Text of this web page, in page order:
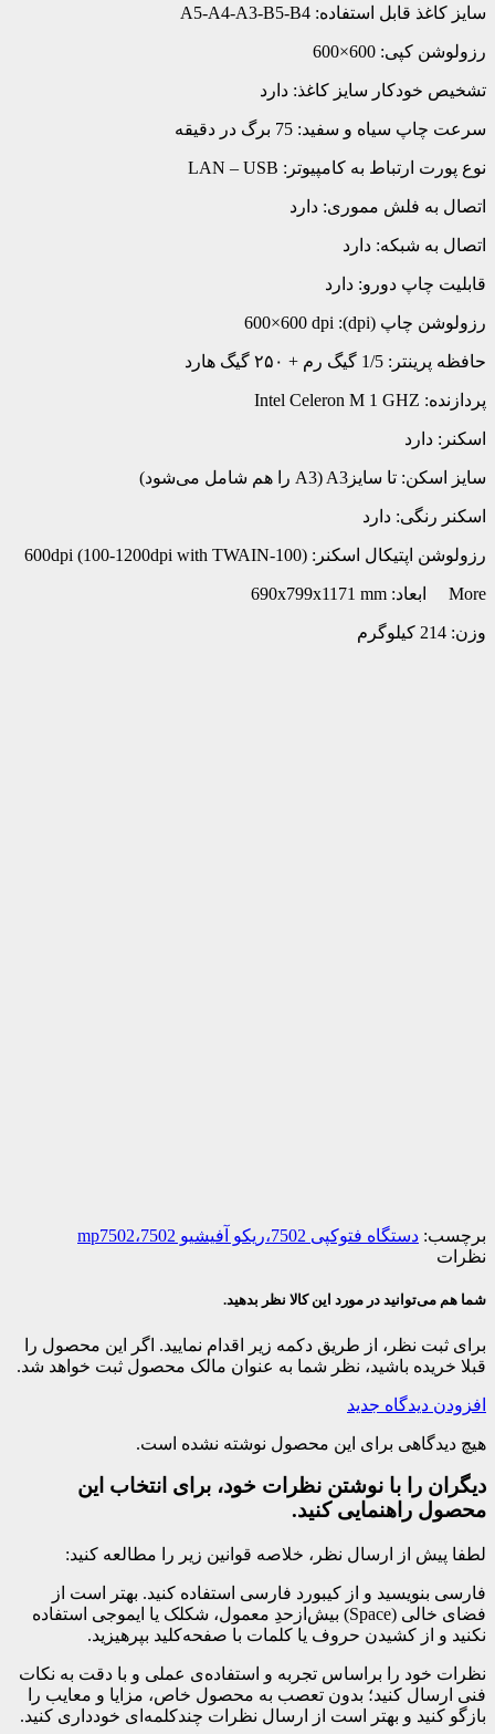
سایز کاغذ قابل استفاده: A5-A4-A3-B5-B4
رزولوشن کپی: 600×600
تشخیص خودکار سایز کاغذ: دارد
سرعت چاپ سیاه و سفید: 75 برگ در دقیقه
نوع پورت ارتباط به کامپیوتر: LAN – USB
اتصال به فلش مموری: دارد
اتصال به شبکه: دارد
قابلیت چاپ دورو: دارد
رزولوشن چاپ (dpi): 600×600 dpi
حافظه پرینتر: 1/5 گیگ رم + ۲۵۰ گیگ هارد
پردازنده: Intel Celeron M 1 GHZ
اسکنر: دارد
سایز اسکن: تا سایزA3) A3 را‌ هم‌ شامل می‌شود)
اسکنر رنگی: دارد
رزولوشن اپتیکال اسکنر: (100-600dpi (100-1200dpi with TWAIN
More ابعاد: 690x799x1171 mm
وزن: 214 کیلوگرم
برچسب: دستگاه فتوکپی 7502،ریکو آفیشیو 7502،mp7502
نظرات
شما هم می‌توانید در مورد این کالا نظر بدهید.
برای ثبت نظر، از طریق دکمه زیر اقدام نمایید. اگر این محصول را
قبلا خریده باشید، نظر شما به عنوان مالک محصول ثبت خواهد شد.
افزودن دیدگاه جدید
هیچ دیدگاهی برای این محصول نوشته نشده است.
دیگران را با نوشتن نظرات خود، برای انتخاب این
محصول راهنمایی کنید.
لطفا پیش از ارسال نظر، خلاصه قوانین زیر را مطالعه کنید:
فارسی بنویسید و از کیبورد فارسی استفاده کنید. بهتر است از
فضای خالی (Space) بیش‌از‌حدِ معمول، شکلک یا ایموجی استفاده
نکنید و از کشیدن حروف یا کلمات با صفحه‌کلید بپرهیزید.
نظرات خود را براساس تجربه و استفاده‌ی عملی و با دقت به نکات
فنی ارسال کنید؛ بدون تعصب به محصول خاص، مزایا و معایب را
بازگو کنید و بهتر است از ارسال نظرات چندکلمه‌‌ای خودداری کنید.